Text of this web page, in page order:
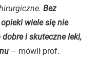
Bez
wiele się nie
i skuteczne leki,
– mówił prof.